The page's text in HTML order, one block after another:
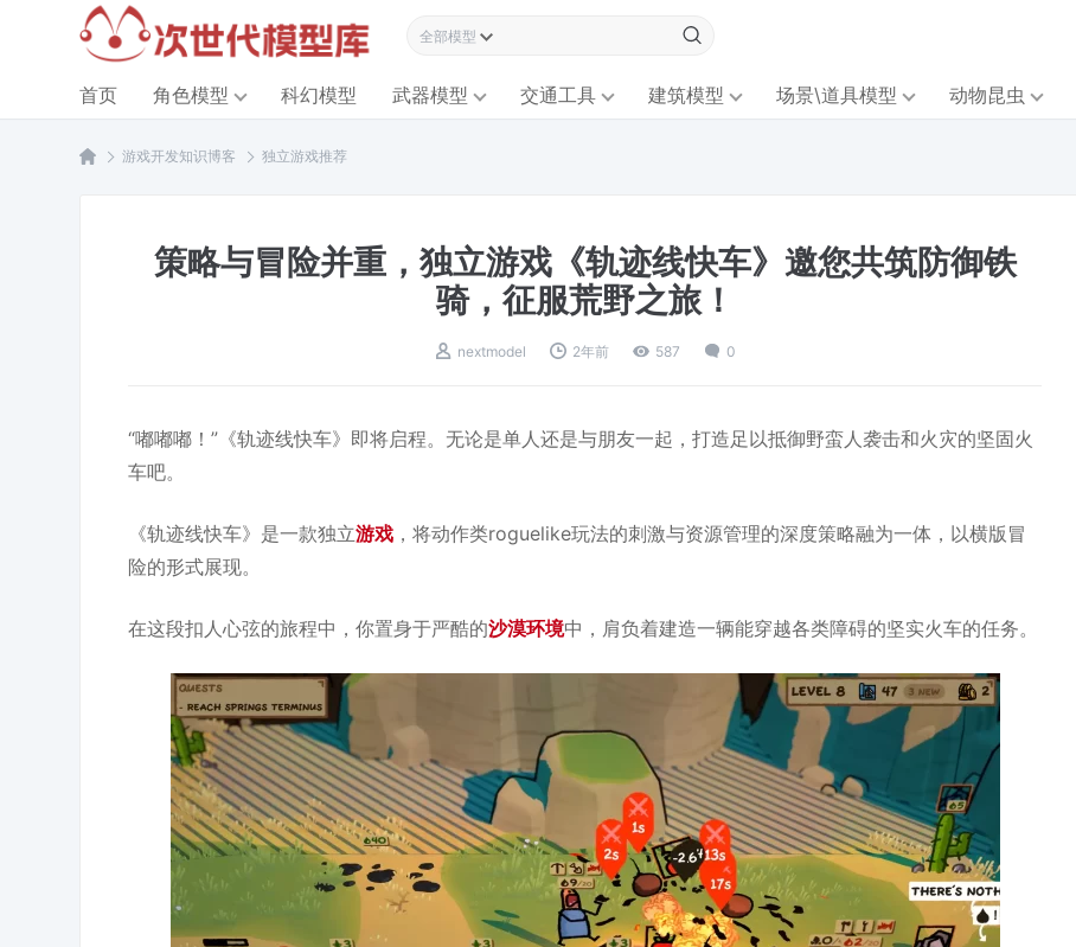
全部模型资源
首页 角色模型 科幻模型 武器模型 交通工具 建筑模型 场景\道具模型 动物昆虫
游戏开发知识博客 独立游戏推荐
策略与冒险并重，独立游戏《轨迹线快车》邀您共筑防御铁
骑，征服荒野之旅！
nextmodel 2年前 587 0
“嘟嘟嘟！”《轨迹线快车》即将启程。无论是单人还是与朋友一起，打造足以抵御野蛮人袭击和火灾的坚固火
车吧。
《轨迹线快车》是一款独立游戏 ，将动作类roguelike玩法的刺激与资源管理的深度策略融为一体，以横版冒
险的形式展现。
在这段扣人心弦的旅程中，你置身于严酷的沙漠环境中，肩负着建造一辆能穿越各类障碍的坚实火车的任务。